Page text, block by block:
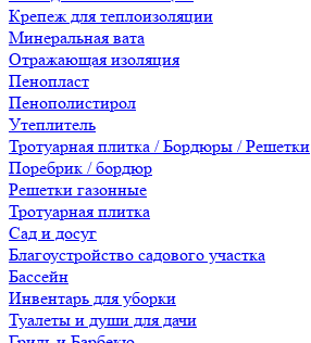
Крепеж для теплоизоляции
Минеральная вата
Отражающая изоляция
Пенопласт
Пенополистирол
Утеплитель
Тротуарная плитка / Бордюры / Решетки
Поребрик / бордюр
Решетки газонные
Тротуарная плитка
Сад и досуг
Благоустройство садового участка
Бассейн
Инвентарь для уборки
Туалеты и души для дачи